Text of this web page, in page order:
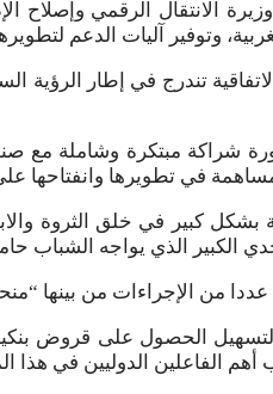
الانتقال الرقمي وإصلاح
وتوفير آليات الدعم
تندرج في إطار
شراكة مبتكرة وشاملة
في تطويرها وانفتاحها
بشكل كبير في خلق الثروة
الكبير الذي يواجه الشباب
عددا من الإجراءات من بينها
لتسهيل الحصول على قروض
أهم الفاعلين الدوليين في هذا